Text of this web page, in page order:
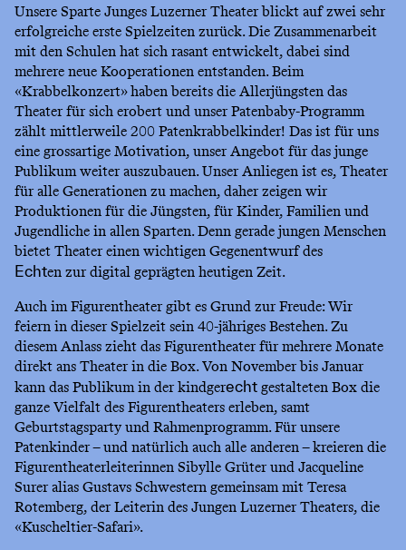
Unsere Sparte Junges Luzerner Theater blickt auf zwei sehr
erfolgreiche erste Spielzeiten zurück. Die Zusammenarbeit
mit den Schulen hat sich rasant entwickelt, dabei sind
mehrere neue Kooperationen entstanden. Beim
«Krabbelkonzert» haben bereits die Allerjüngsten das
Theater für sich erobert und unser Patenbaby-Programm
zählt mittlerweile 200 Patenkrabbelkinder! Das ist für uns
eine grossartige Motivation, unser Angebot für das junge
Publikum weiter auszubauen. Unser Anliegen ist es, Theater
für alle Generationen zu machen, daher zeigen wir
Produktionen für die Jüngsten, für Kinder, Familien und
Jugendliche in allen Sparten. Denn gerade jungen Menschen
bietet Theater einen wichtigen Gegenentwurf des
Echten zur digital geprägten heutigen Zeit.
Auch im Figurentheater gibt es Grund zur Freude: Wir
feiern in dieser Spielzeit sein 40-jähriges Bestehen. Zu
diesem Anlass zieht das Figurentheater für mehrere Monate
direkt ans Theater in die Box. Von November bis Januar
kann das Publikum in der kindgerecht gestalteten Box die
ganze Vielfalt des Figurentheaters erleben, samt
Geburtstagsparty und Rahmenprogramm. Für unsere
Patenkinder – und natürlich auch alle anderen – kreieren die
Figurentheaterleiterinnen Sibylle Grüter und Jacqueline
Surer alias Gustavs Schwestern gemeinsam mit Teresa
Rotemberg, der Leiterin des Jungen Luzerner Theaters, die
«Kuscheltier-Safari».